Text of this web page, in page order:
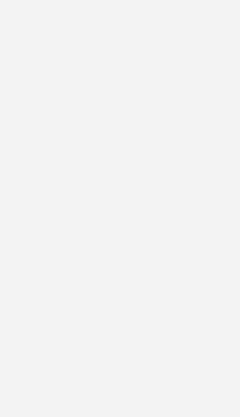
rät von Luftreinigern und
Schulen ab: „Bei selbstgebauten
der Hygiene und des
der Coronavirus-Pandemie ist
Luft im Klassenraum
zu einem Temperaturabfall im
nach anderen
Unfallversicherung
ob selbstgebaute
zum Stoßlüften sein